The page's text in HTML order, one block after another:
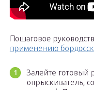
Пошаговое
применению
Залейте готовый
опрыскиватель,